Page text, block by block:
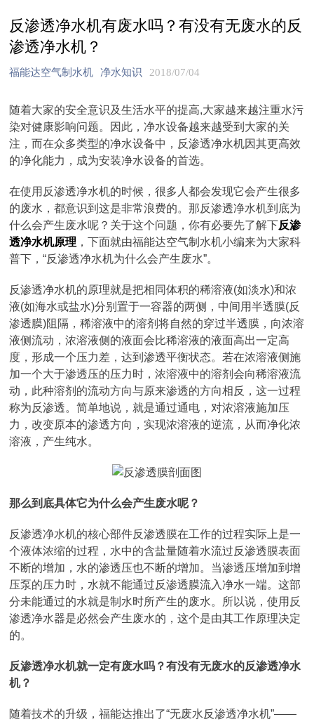
反渗透净水机有废水吗？有没有无废水的反
渗透净水机？
福能达空气制水机 净水知识 2018/07/04
随着大家的安全意识及生活水平的提高,大家越来越注重水污
染对健康影响问题。因此，净水设备越来越受到大家的关
注，而在众多类型的净水设备中，反渗透净水机因其更高效
的净化能力，成为安装净水设备的首选。
在使用反渗透净水机的时候，很多人都会发现它会产生很多
的废水，都意识到这是非常浪费的。那反渗透净水机到底为
什么会产生废水呢？关于这个问题，你有必要先了解下反渗
透净水机原理 ，下面就由福能达空气制水机小编来为大家科
普下，“反渗透净水机为什么会产生废水”。
反渗透净水机的原理就是把相同体积的稀溶液(如淡水)和浓
液(如海水或盐水)分别置于一容器的两侧，中间用半透膜(反
渗透膜)阻隔，稀溶液中的溶剂将自然的穿过半透膜，向浓溶
液侧流动，浓溶液侧的液面会比稀溶液的液面高出一定高
度，形成一个压力差，达到渗透平衡状态。若在浓溶液侧施
加一个大于渗透压的压力时，浓溶液中的溶剂会向稀溶液流
动，此种溶剂的流动方向与原来渗透的方向相反，这一过程
称为反渗透。简单地说，就是通过通电，对浓溶液施加压
力，改变原本的渗透方向，实现浓溶液的逆流，从而净化浓
溶液，产生纯水。
那么到底具体它为什么会产生废水呢？
反渗透净水机的核心部件反渗透膜在工作的过程实际上是一
个液体浓缩的过程，水中的含盐量随着水流过反渗透膜表面
不断的增加，水的渗透压也不断的增加。当渗透压增加到增
压泵的压力时，水就不能通过反渗透膜流入净水一端。这部
分未能通过的水就是制水时所产生的废水。所以说，使用反
渗透净水器是必然会产生废水的，这个是由其工作原理决定
的。
反渗透净水机就一定有废水吗？有没有无废水的反渗透净水
机？
随着技术的升级，福能达推出了“无废水反渗透净水机”——